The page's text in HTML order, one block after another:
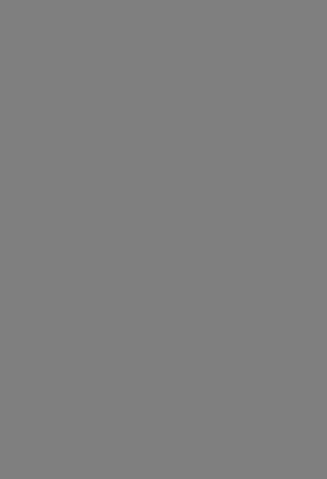
1 kommentar.
tiefe Nachfrage der Zentralbanken